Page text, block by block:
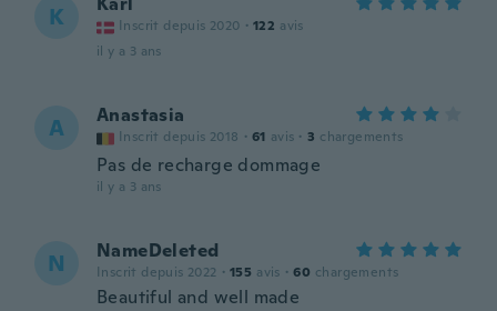
K Inscrit depuis 2020 · 122 avis
il y a 3 ans
A Anastasia
Inscrit depuis 2018 · 61 avis · 3 chargements
Pas de recharge dommage
il y a 3 ans
N NameDeleted
Inscrit depuis 2022 · 155 avis · 60 chargements
Beautiful and well made